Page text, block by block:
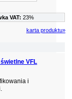
VFL
i
VAT: 23%
karta produktu»